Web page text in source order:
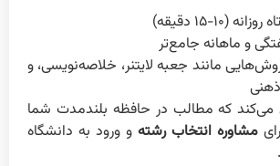
(۱۰-۱۵ دقیقه)
و ماهانه جامع‌تر
مانند جعبه لایتنر، خلاصه‌نویسی، و
که مطالب در حافظه بلندمدت شما
مشاوره انتخاب رشته و ورود به دانشگاه